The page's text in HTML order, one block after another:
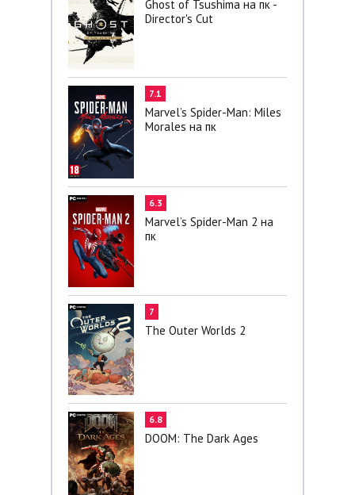
Ghost of Tsushima на пк -
Director's Cut
7.1
Marvel’s Spider-Man: Miles
Morales на пк
6.3
Marvel’s Spider-Man 2 на
пк
7
The Outer Worlds 2
6.8
DOOM: The Dark Ages